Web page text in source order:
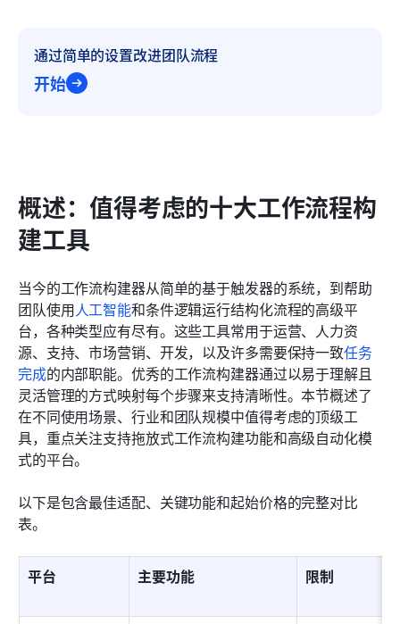
通过简单的设置改进团队流程
开始
概述：值得考虑的十大工作流程构
建工具
当今的工作流构建器从简单的基于触发器的系统，到帮助
团队使用人工智能和条件逻辑运行结构化流程的高级平
台，各种类型应有尽有。这些工具常用于运营、人力资
源、支持、市场营销、开发，以及许多需要保持一致任务
完成的内部职能。优秀的工作流构建器通过以易于理解且
灵活管理的方式映射每个步骤来支持清晰性。本节概述了
在不同使用场景、行业和团队规模中值得考虑的顶级工
具，重点关注支持拖放式工作流构建功能和高级自动化模
式的平台。
以下是包含最佳适配、关键功能和起始价格的完整对比
表。
平台 主要功能 限制